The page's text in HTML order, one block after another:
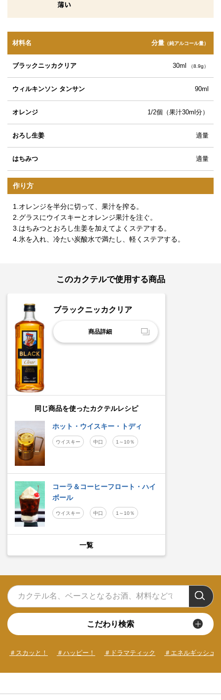
材料名 分量（純アルコール量）
ブラックニッカクリア 30ml （8.9g）
ウィルキンソン タンサン 90ml
オレンジ 1/2個（果汁30ml分）
おろし生姜 適量
はちみつ 適量
作り方
1.オレンジを半分に切って、果汁を搾る。
2.グラスにウイスキーとオレンジ果汁を注ぐ。
3.はちみつとおろし生姜を加えてよくステアする。
4.氷を入れ、冷たい炭酸水で満たし、軽くステアする。
このカクテルで使用する商品
ブラックニッカクリア
商品詳細
同じ商品を使ったカクテルレシピ
ホット・ウイスキー・トディ
ウイスキー 中口 1～10％
コーラ＆コーヒーフロート・ハイ
ボール
ウイスキー 中口 1～10％
一覧
こだわり検索
＃スカッと！ ＃ハッピー！ ＃ドラマティック ＃エネルギッシュ